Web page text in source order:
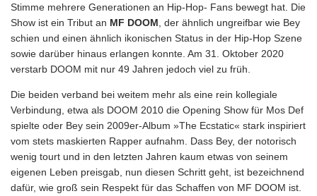
Stimme mehrere Generationen an Hip-Hop- Fans bewegt hat. Die
Show ist ein Tribut an MF DOOM , der ähnlich ungreifbar wie Bey
schien und einen ähnlich ikonischen Status in der Hip-Hop Szene
sowie darüber hinaus erlangen konnte. Am 31. Oktober 2020
verstarb DOOM mit nur 49 Jahren jedoch viel zu früh.
Die beiden verband bei weitem mehr als eine rein kollegiale
Verbindung, etwa als DOOM 2010 die Opening Show für Mos Def
spielte oder Bey sein 2009er-Album »The Ecstatic« stark inspiriert
vom stets maskierten Rapper aufnahm. Dass Bey, der notorisch
wenig tourt und in den letzten Jahren kaum etwas von seinem
eigenen Leben preisgab, nun diesen Schritt geht, ist bezeichnend
dafür, wie groß sein Respekt für das Schaffen von MF DOOM ist.